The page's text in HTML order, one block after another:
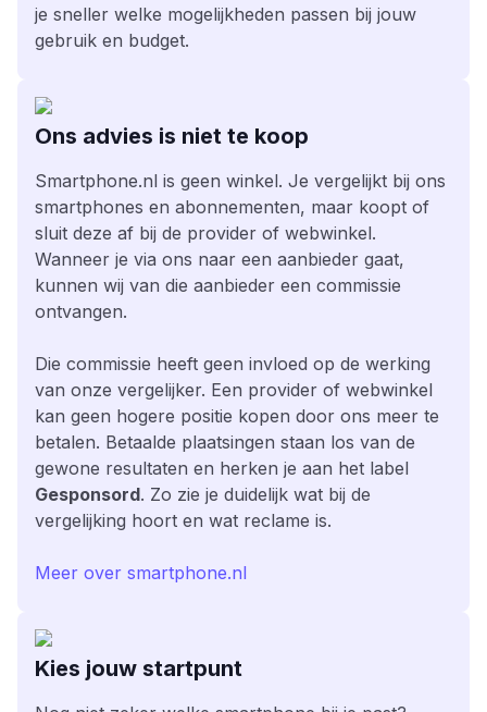
je sneller welke mogelijkheden passen bij jouw
gebruik en budget.
Ons advies is niet te koop
Smartphone.nl is geen winkel. Je vergelijkt bij ons
smartphones en abonnementen, maar koopt of
sluit deze af bij de provider of webwinkel.
Wanneer je via ons naar een aanbieder gaat,
kunnen wij van die aanbieder een commissie
ontvangen.
Die commissie heeft geen invloed op de werking
van onze vergelijker. Een provider of webwinkel
kan geen hogere positie kopen door ons meer te
betalen. Betaalde plaatsingen staan los van de
gewone resultaten en herken je aan het label
Gesponsord. Zo zie je duidelijk wat bij de
vergelijking hoort en wat reclame is.
Meer over smartphone.nl
Kies jouw startpunt